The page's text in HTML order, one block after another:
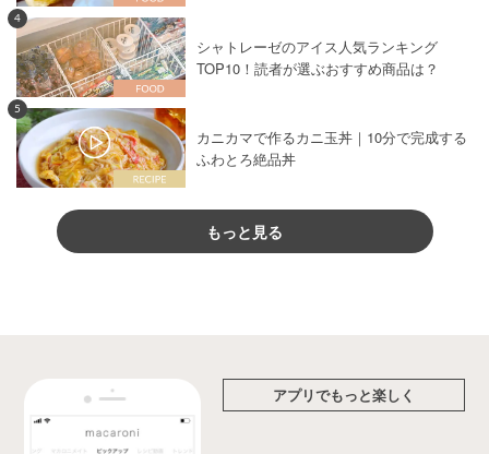
4
シャトレーゼのアイス人気ランキング
TOP10！読者が選ぶおすすめ商品は？
5
カニカマで作るカニ玉丼｜10分で完成する
ふわとろ絶品丼
もっと見る
アプリでもっと楽しく